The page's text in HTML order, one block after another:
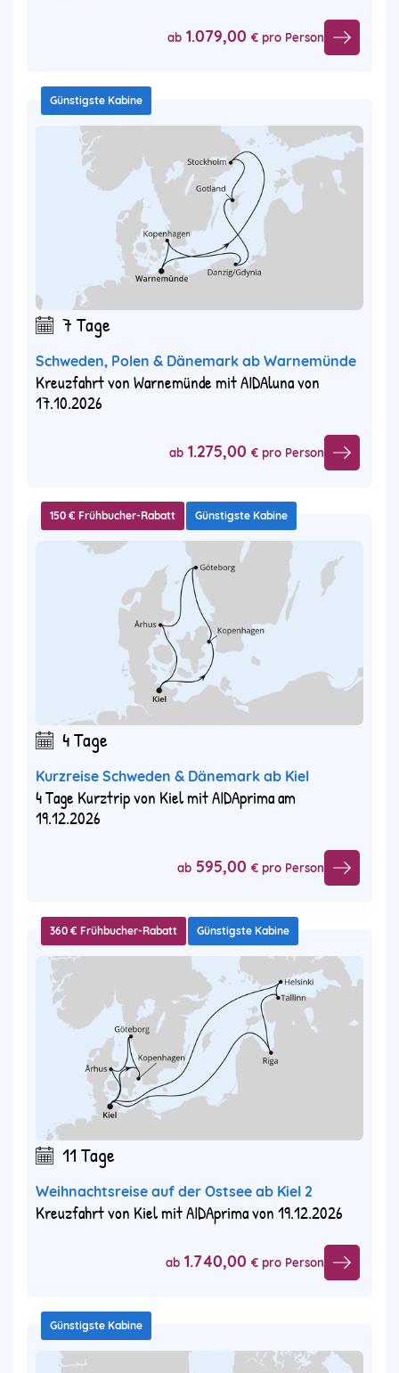
ab 1.079,00 € pro Person
Günstigste Kabine
7 Tage
Schweden, Polen & Dänemark ab Warnemünde
Kreuzfahrt von Warnemünde mit AIDAluna von
17.10.2026
ab 1.275,00 € pro Person
150 € Frühbucher-Rabatt Günstigste Kabine
4 Tage
Kurzreise Schweden & Dänemark ab Kiel
4 Tage Kurztrip von Kiel mit AIDAprima am
19.12.2026
ab 595,00 € pro Person
360 € Frühbucher-Rabatt Günstigste Kabine
11 Tage
Weihnachtsreise auf der Ostsee ab Kiel 2
Kreuzfahrt von Kiel mit AIDAprima von 19.12.2026
ab 1.740,00 € pro Person
Günstigste Kabine